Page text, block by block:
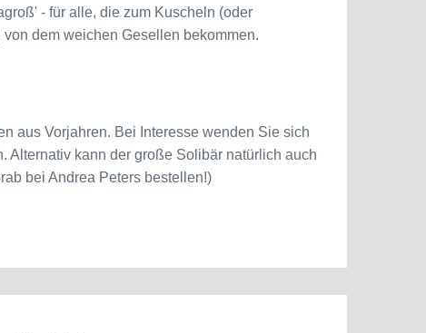
- für alle, die zum Kuscheln (oder
dem weichen Gesellen bekommen.
aus Vorjahren. Bei Interesse wenden Sie sich
Alternativ kann der große Solibär natürlich auch
bei Andrea Peters bestellen!)